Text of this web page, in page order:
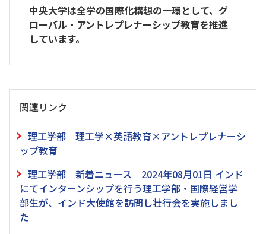
中央大学は全学の国際化構想の一環として、グ
ローバル・アントレプレナーシップ教育を推進
しています。
関連リンク
理工学部｜理工学×英語教育×アントレプレナーシ
ップ教育
理工学部｜新着ニュース｜2024年08月01日 インド
にてインターンシップを行う理工学部・国際経営学
部生が、インド大使館を訪問し壮行会を実施しまし
た